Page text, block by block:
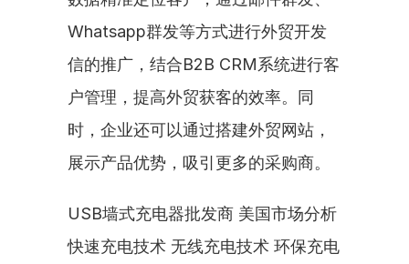
Whatsapp群发等方式进行外贸开发
信的推广，结合B2B CRM系统进行客
户管理，提高外贸获客的效率。同
时，企业还可以通过搭建外贸网站，
展示产品优势，吸引更多的采购商。
USB墙式充电器批发商 美国市场分析
快速充电技术 无线充电技术 环保充电